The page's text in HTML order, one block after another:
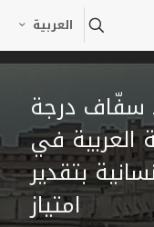
العربية
سفّاف درجة
العربية في
بتقدير
امتياز